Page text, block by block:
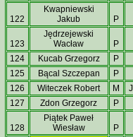
122
Kwapniewski
Jakub
P
123
Jędrzejewski
Wacław
P
124
Kucab Grzegorz
P
125
Bącal Szczepan
P
126
Witeczek Robert M
127
Zdon Grzegorz P
128
Piątek Paweł
Wiesław
P